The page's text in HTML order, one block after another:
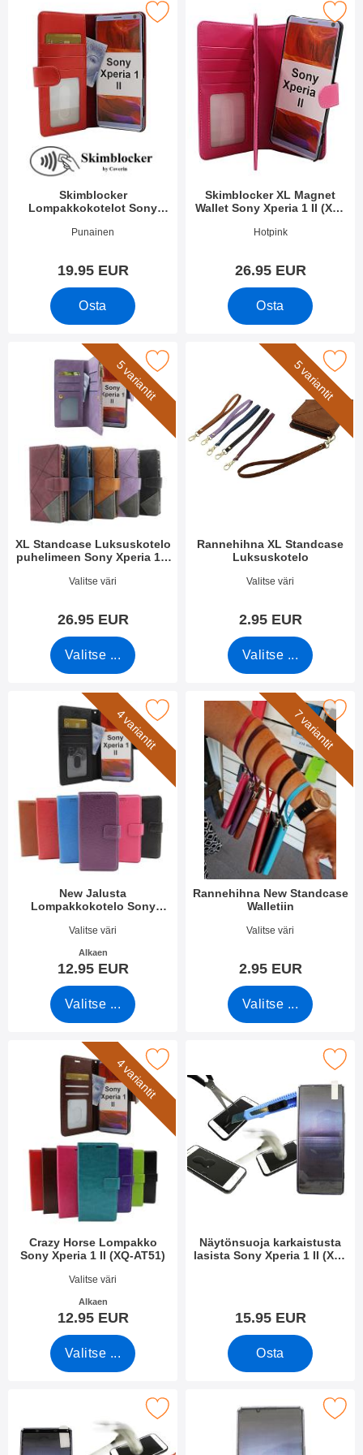
Skimblocker
Lompakkokotelot Sony
Tuote.nro 36461
Punainen
19.95 EUR
Osta
Lompakkokotelot Sony Xperia 1 II (XQ-AT51)
Skimblocker XL Magnet
Wallet Sony Xperia 1 II (XQ-
Tuote.nro 36473
Hotpink
26.95 EUR
Osta
Merkitse skimblocker XL Magnet Wallet
5 variantit
XL Standcase Luksuskotelo
puhelimeen Sony Xperia 1 II
Tuote.nro 50336
Valitse väri
26.95 EUR
Valitse ...
Luksuskotelo puhelimeen Sony Xperia 1 II (XQ-AT51 / XQ-
5 variantit
Rannehihna XL Standcase
Luksuskotelo
Tuote.nro 50276
Valitse väri
2.95 EUR
Valitse ...
Merkitse rannehihna XL
4 variantit
New Jalusta
Lompakkokotelo Sony
Tuote.nro 36656
Valitse väri
Alkaen
12.95 EUR
Valitse ...
Jalusta Lompakkokotelo Sony Xperia 1 II (XQ-AT51)7 variantit
Rannehihna New Standcase
Walletiin
Tuote.nro 40789
Valitse väri
2.95 EUR
Valitse ...
Merkitse rannehihna New
4 variantit
Crazy Horse Lompakko
Sony Xperia 1 II (XQ-AT51)
Tuote.nro 36749
Valitse väri
Alkaen
12.95 EUR
Valitse ...
crazy Horse Lompakko Sony Xperia 1 II (XQ-AT51) suosikiksi
Näytönsuoja karkaistusta
lasista Sony Xperia 1 II (XQ-
15.95 EUR
Osta
Merkitse näytönsuoja karkaistusta lasista
Karkaistusta Lasista Sony Xperia 1 II (XQ-AT51)
Merkitse näytönsuoja Sony